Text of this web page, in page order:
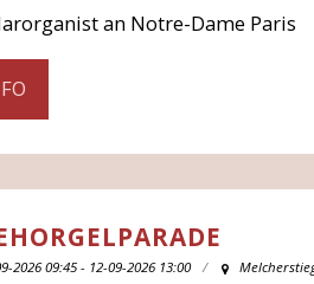
an Notre-Dame Paris
2026 09:45 - 12-09-2026 13:00